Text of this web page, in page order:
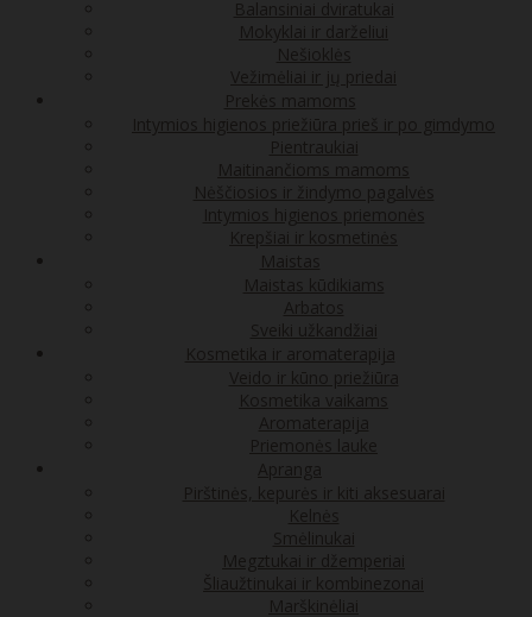
Balansiniai dviratukai
Mokyklai ir darželiui
Nešioklės
Vežimėliai ir jų priedai
Prekės mamoms
Intymios higienos priežiūra prieš ir po gimdymo
Pientraukiai
Maitinančioms mamoms
Nėščiosios ir žindymo pagalvės
Intymios higienos priemonės
Krepšiai ir kosmetinės
Maistas
Maistas kūdikiams
Arbatos
Sveiki užkandžiai
Kosmetika ir aromaterapija
Veido ir kūno priežiūra
Kosmetika vaikams
Aromaterapija
Priemonės lauke
Apranga
Pirštinės, kepurės ir kiti aksesuarai
Kelnės
Smėlinukai
Megztukai ir džemperiai
Šliaužtinukai ir kombinezonai
Marškinėliai